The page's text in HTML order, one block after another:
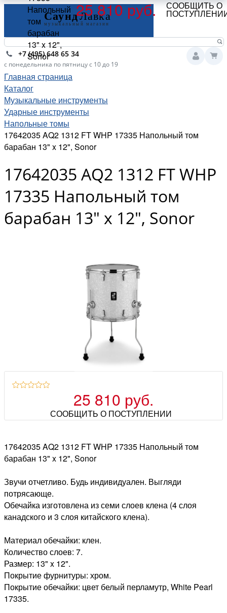
+7 (495) 648 65 34
с понедельника по пятницу с 10 до 19
Главная страница
Каталог
Музыкальные инструменты
Ударные инструменты
Напольные томы
17642035 AQ2 1312 FT WHP 17335 Напольный том
барабан 13" x 12", Sonor
17642035 AQ2 1312 FT WHP
17335 Напольный том
барабан 13" x 12", Sonor
25 810 руб.
СООБЩИТЬ О ПОСТУПЛЕНИИ
17642035 AQ2 1312 FT WHP 17335 Напольный том
барабан 13" x 12", Sonor
Звучи отчетливо. Будь индивидуален. Выгляди
потрясающе.
Обечайка изготовлена из семи слоев клена (4 слоя
канадского и 3 слоя китайского клена).
Материал обечайки: клен.
Количество слоев: 7.
Размер: 13" x 12".
Покрытие фурнитуры: хром.
Покрытие обечайки: цвет белый перламутр, White Pearl
17335.
Напольный
том
барабан
13" x 12",
Sonor
25 810 руб. СООБЩИТЬ О